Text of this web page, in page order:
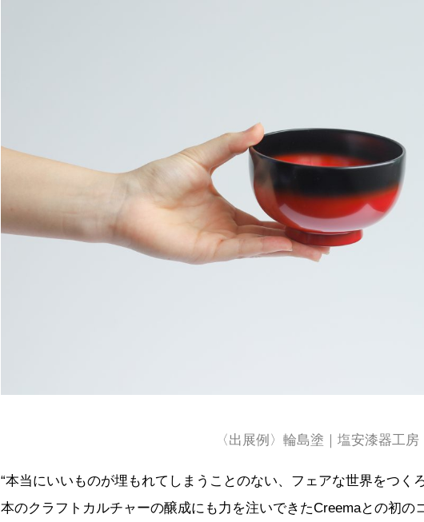
〈出展例〉輪島塗｜塩安漆器工房
“本当にいいものが埋もれてしまうことのない、フェアな世界をつく
本のクラフトカルチャーの醸成にも力を注いできたCreemaとの初の